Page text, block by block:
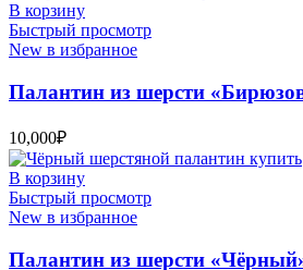
В корзину
Быстрый просмотр
New в избранное
Палантин из шерсти
10,000₽
В корзину
Быстрый просмотр
New в избранное
Палантин из шерсти